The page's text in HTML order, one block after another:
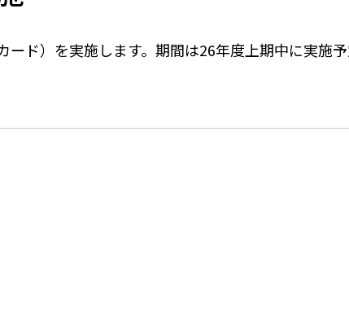
ド）を実施します。期間は26年度上期中に実施